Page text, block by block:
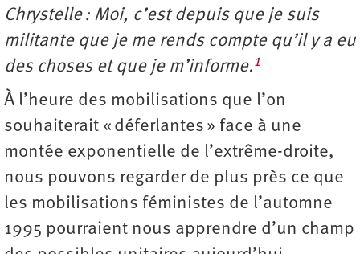
Chrystelle : Moi, c’est depuis que je suis
militante que je me rends compte qu’il y a eu
des choses et que je m’informe.1
À l’heure des mobilisations que l’on
souhaiterait « déferlantes » face à une
montée exponentielle de l’extrême-droite,
nous pouvons regarder de plus près ce que
les mobilisations féministes de l’automne
1995 pourraient nous apprendre d’un champ